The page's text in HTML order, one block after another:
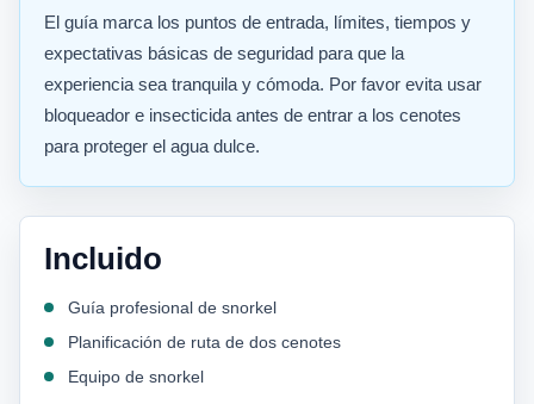
El guía marca los puntos de entrada, límites, tiempos y
expectativas básicas de seguridad para que la
experiencia sea tranquila y cómoda. Por favor evita usar
bloqueador e insecticida antes de entrar a los cenotes
para proteger el agua dulce.
Incluido
Guía profesional de snorkel
Planificación de ruta de dos cenotes
Equipo de snorkel